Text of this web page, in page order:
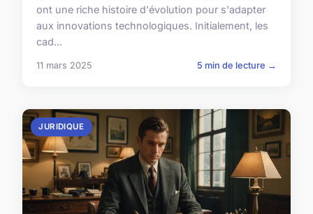
ont une riche histoire d'évolution pour s'adapter
aux innovations technologiques. Initialement, les
cad...
11 mars 2025 5 min de lecture →
JURIDIQUE